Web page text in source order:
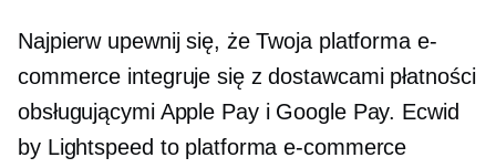
Najpierw upewnij się, że Twoja platforma e-
commerce integruje się z dostawcami płatności
obsługującymi Apple Pay i Google Pay. Ecwid
by Lightspeed to platforma e-commerce